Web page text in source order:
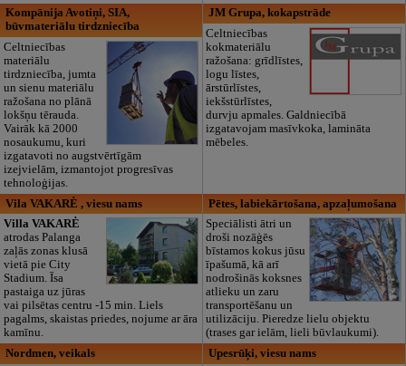
Kompānija Avotiņi, SIA,
būvmateriālu tirdzniecība
Celtniecības
materiālu
tirdzniecība, jumta
un sienu materiālu
ražošana no plānā
lokšņu tērauda.
Vairāk kā 2000
nosaukumu, kuri
izgatavoti no augstvērtīgām
izejvielām, izmantojot progresīvas
tehnoloģijas.
JM Grupa, kokapstrāde
Celtniecības
kokmateriālu
ražošana: grīdlīstes,
logu līstes,
ārstūrlīstes,
iekšstūrlīstes,
durvju apmales. Galdniecībā
izgatavojam masīvkoka, lamināta
mēbeles.
Vila VAKARĖ , viesu nams
Villa VAKARĖ
atrodas Palanga
zaļās zonas klusā
vietā pie City
Stadium. Īsa
pastaiga uz jūras
vai pilsētas centru -15 min. Liels
pagalms, skaistas priedes, nojume ar āra
kamīnu.
Pētes, labiekārtošana, apzaļumošana
Speciālisti ātri un
droši nozāģēs
bīstamos kokus jūsu
īpašumā, kā arī
nodrošinās koksnes
atlieku un zaru
transportēšanu un
utilizāciju. Pieredze lielu objektu
(trases gar ielām, lieli būvlaukumi).
Nordmen, veikals
Upesrūķi, viesu nams